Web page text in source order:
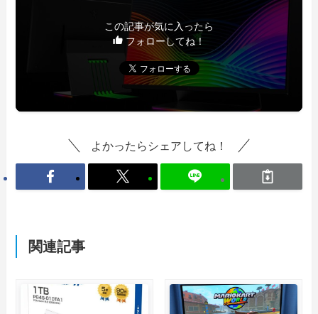
この記事が気に入ったら
フォローしてね！
よかったらシェアしてね！
関連記事